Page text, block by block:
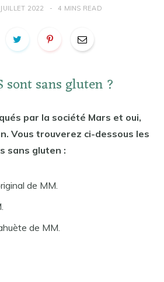
2022 4 MINS READ
sont sans gluten ?
par la société Mars et oui,
Vous trouverez ci-dessous les
sans gluten :
de MM.
de MM.